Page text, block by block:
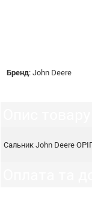
Бренд:John Deere
Сальник John Deere